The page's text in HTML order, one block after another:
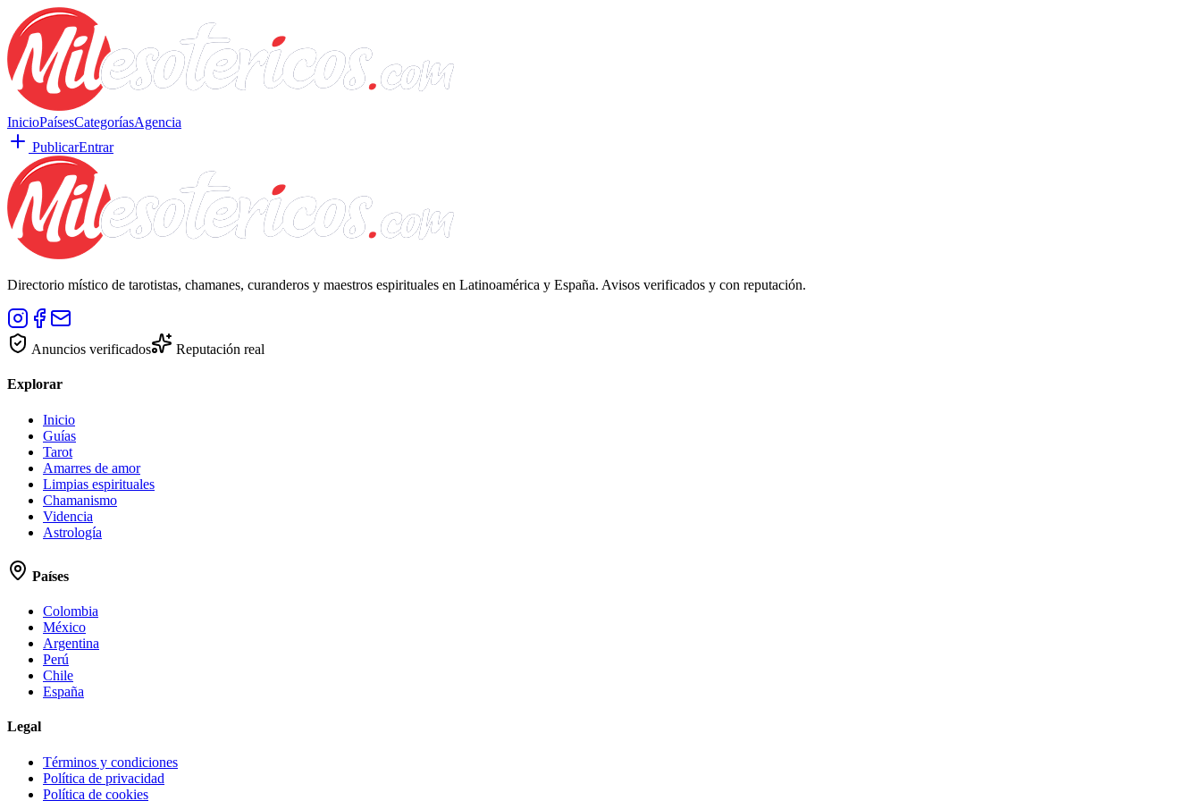
InicioPaísesCategoríasAgencia
PublicarEntrar
Directorio místico de tarotistas, chamanes, curanderos y maestros espirituales en Latinoamérica y España. Avisos verificados y con reputación.
Anuncios verificados Reputación real
Explorar
Inicio
Guías
Tarot
Amarres de amor
Limpias espirituales
Chamanismo
Videncia
Astrología
Países
Colombia
México
Argentina
Perú
Chile
España
Legal
Términos y condiciones
Política de privacidad
Política de cookies